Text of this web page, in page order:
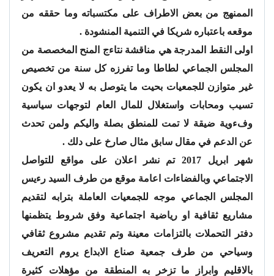
الممنهج من بعض الاطراف على مكتسباته وما حققه من
موقعه باعتباره شريكا في التنمية المنشودة .
اولى النقط المدرجة هي مناقشة نتاءج المنح المخصصة من
المجلس الجماعي لطاطا وما تفرزه كل سنة من تخصيص
غير متوازن للجمعيات بحيت ما يتوصل به لا يعدو ان يكون
تسيب ومحابات واستغلال للمال العام لتوجهات سياسية
وفءوية ضيقة لا تمت للمنطق بصلة واليكم ولمن تحدث
عن الدعم في مقال سابق مثال صارخ على دلك .
شهر ابريل 2017 تم نشر اعلان على مواقع للتواصل
الاجتماعي وبالفضاءات اعامة موقع من طرف السيد رءيس
المجلس الجماعي موجه للجمعيات العاملة بترابه لتقديم
مشاريع ثقافية او رياضية اجتماعية وفق شروط يتظمنها
دفتر التحملات بالتزامات معينة وتم تقديم مشروع ثقافي
وسياحي من طرف جمعية صناع الابداع يروم التعريف
بالاقليم وابراز ما تزخر به المنطقة من مؤهلات كثيرة